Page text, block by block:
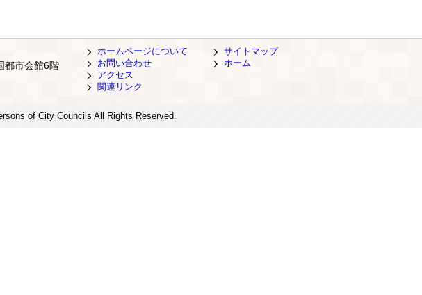
ホームページについて
お問い合わせ
アクセス
関連リンク
サイトマップ
ホーム
市会館6階
of City Councils All Rights Reserved.